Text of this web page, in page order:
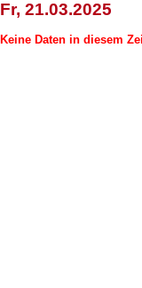
Fr, 21.03.2025
Keine Daten in diesem